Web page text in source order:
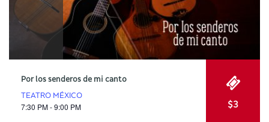
Por los senderos de mi canto
TEATRO MÉXICO
7:30 PM - 9:00 PM $3